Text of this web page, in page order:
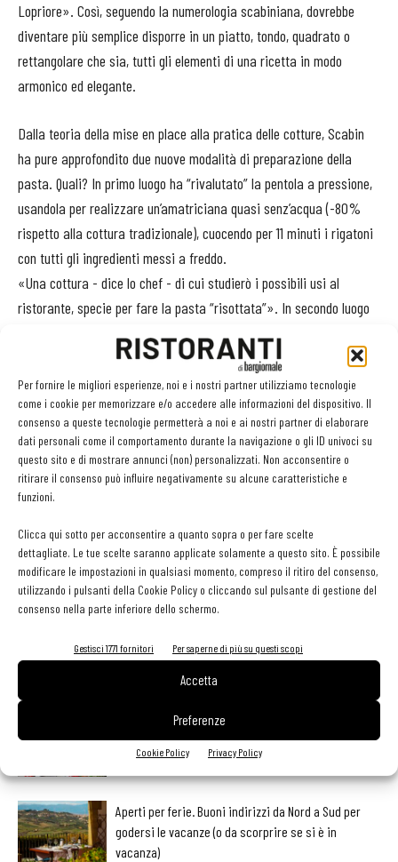
Per fornire le migliori esperienze, noi e i nostri partner utilizziamo tecnologie
come i cookie per memorizzare e/o accedere alle informazioni del dispositivo. Il
consenso a queste tecnologie permetterà a noi e ai nostri partner di elaborare
dati personali come il comportamento durante la navigazione o gli ID univoci su
questo sito e di mostrare annunci (non) personalizzati. Non acconsentire o
ritirare il consenso può influire negativamente su alcune caratteristiche e
funzioni.
Clicca qui sotto per acconsentire a quanto sopra o per fare scelte
dettagliate. Le tue scelte saranno applicate solamente a questo sito. È possibile
modificare le impostazioni in qualsiasi momento, compreso il ritiro del consenso,
utilizzando i pulsanti della Cookie Policy o cliccando sul pulsante di gestione del
consenso nella parte inferiore dello schermo.
Gestisci 1771 fornitori Per saperne di più su questi scopi
Accetta
Preferenze
Cookie Policy Privacy Policy
Lopriore». Così, seguendo la numerologia scabiniana, dovrebbe
diventare più semplice disporre in un piatto, tondo, quadrato o
rettangolare che sia, tutti gli elementi di una ricetta in modo
armonico ed elegante.
Dalla teoria della mise en place alla pratica delle cotture, Scabin
ha pure approfondito due nuove modalità di preparazione della
pasta. Quali? In primo luogo ha “rivalutato” la pentola a pressione,
usandola per realizzare un’amatriciana quasi senz’acqua (-80%
rispetto alla cottura tradizionale), cuocendo per 11 minuti i rigatoni
con tutti gli ingredienti messi a freddo.
«Una cottura - dice lo chef - di cui studierò i possibili usi al
ristorante, specie per fare la pasta “risottata”». In secondo luogo
ha elaborato la pasta Scuba Oil: spaghettoni cotti al dente e
“temperati” in olio evo portato a 1°C, poi lasciati raffreddare per 5
minuti, scolati e messi nell’arbarella, aggiungendo a piacere spezie
e aromi come basilico, aglio, timo ecc, come per le conserve
sott’olio, da mantenere al fresco. Un sistema che consente di avere
spaghetti pronti e al dente per 4/5 giorni, da saltare nel wok coi
condimenti preferiti.
Facebook Twitter
Ampliare l’attività del ristorante al catering? Sì, ma la
scelta giusta è puntare sul premium
Aperti per ferie. Buoni indirizzi da Nord a Sud per
godersi le vacanze (o da scorprire se si è in
vacanza)